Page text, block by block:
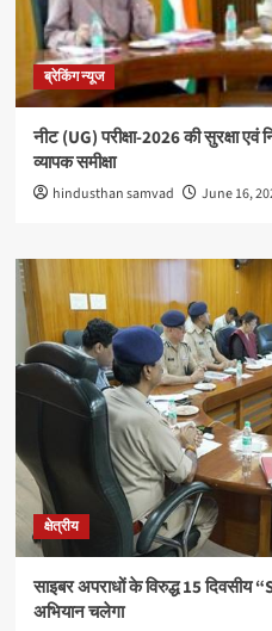
ब्रेकिंग न्यूज
नीट (UG) परीक्षा-2026 की सुरक्षा एवं
व्यापक समीक्षा
hindusthan samvad June 16,
क्षेत्रीय
साइबर अपराधों के विरुद्ध 15
अभियान चलेगा